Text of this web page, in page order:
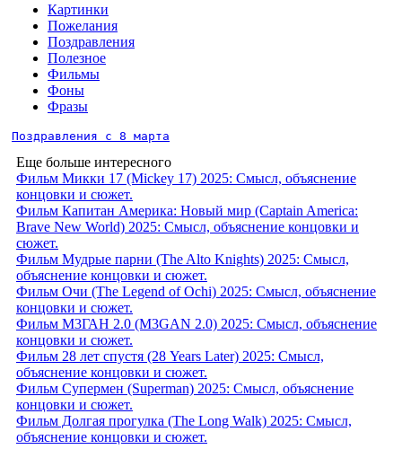
Картинки
Пожелания
Поздравления
Полезное
Фильмы
Фоны
Фразы
Поздравления с 8 марта
Еще больше интересного
Фильм Микки 17 (Mickey 17) 2025: Смысл, объяснение
концовки и сюжет.
Фильм Капитан Америка: Новый мир (Captain America:
Brave New World) 2025: Смысл, объяснение концовки и
сюжет.
Фильм Мудрые парни (The Alto Knights) 2025: Смысл,
объяснение концовки и сюжет.
Фильм Очи (The Legend of Ochi) 2025: Смысл, объяснение
концовки и сюжет.
Фильм М3ГАН 2.0 (M3GAN 2.0) 2025: Смысл, объяснение
концовки и сюжет.
Фильм 28 лет спустя (28 Years Later) 2025: Смысл,
объяснение концовки и сюжет.
Фильм Супермен (Superman) 2025: Смысл, объяснение
концовки и сюжет.
Фильм Долгая прогулка (The Long Walk) 2025: Смысл,
объяснение концовки и сюжет.